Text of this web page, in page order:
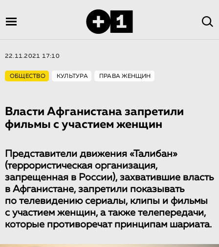
22.11.2021 17:10
ОБЩЕСТВО КУЛЬТУРА ПРАВА ЖЕНЩИН
Власти Афганистана запретили
фильмы с участием женщин
Представители движения «Талибан»
(террористическая организация,
запрещенная в России), захватившие власть
в Афганистане, запретили показывать
по телевидению сериалы, клипы и фильмы
с участием женщин, а также телепередачи,
которые противоречат принципам шариата.